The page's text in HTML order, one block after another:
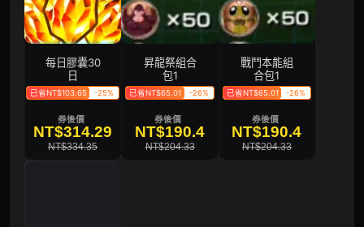
每日膠囊30
日
已省NT$103.65 -25%
券後價
NT$314.29
NT$334.35
昇龍祭組合
包1
已省NT$65.01 -26%
券後價
NT$190.4
NT$204.33
戰鬥本能組
合包1
已省NT$65.01 -26%
券後價
NT$190.4
NT$204.33